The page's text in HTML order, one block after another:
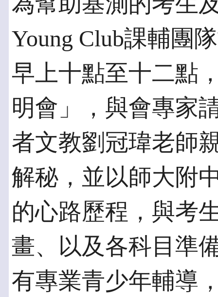
Young Club課輔團
早上十點至十二點
明會」，與會專家
者文教劉冠瑋老師
解秘，並以師大附
的心路歷程，與考
畫、以及各科目準
有專業青少年輔導